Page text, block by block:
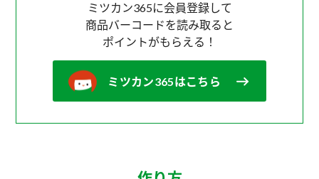
ミツカン365に会員登録して
商品バーコードを読み取ると
ポイントがもらえる！
ミツカン365はこちら